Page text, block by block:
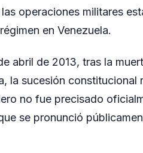
operaciones militares
en Venezuela.
abril de 2013, tras la
la sucesión constitucional
no fue precisado
se pronunció